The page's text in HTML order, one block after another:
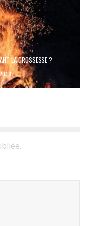
LA GROSSESSE ?